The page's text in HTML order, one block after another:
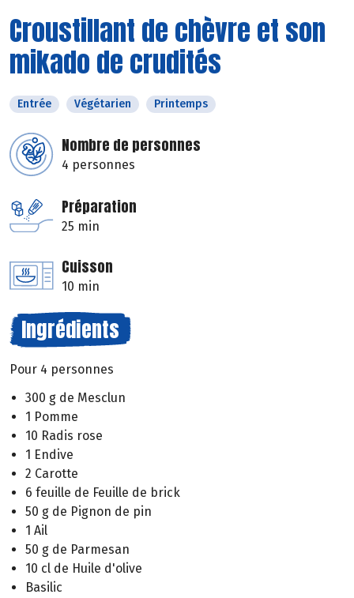
Croustillant de chèvre et son
mikado de crudités
Entrée Végétarien Printemps
Nombre de personnes
4 personnes
Préparation
25 min
Cuisson
10 min
Ingrédients
Pour 4 personnes
300 g de Mesclun
1 Pomme
10 Radis rose
1 Endive
2 Carotte
6 feuille de Feuille de brick
50 g de Pignon de pin
1 Ail
50 g de Parmesan
10 cl de Huile d'olive
Basilic